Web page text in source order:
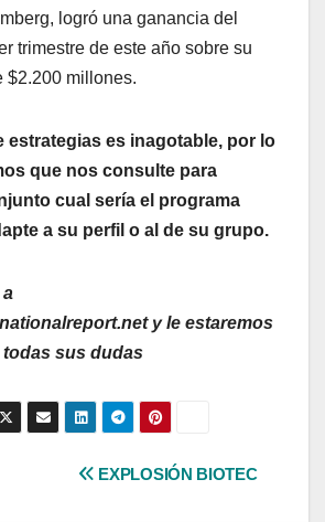
logró una ganancia del
trimestre de este año sobre su
$2.200 millones.
estrategias es inagotable, por lo
que nos consulte para
cual sería el programa
a su perfil o al de su grupo.
y le estaremos
sus dudas
EXPLOSIÓN BIOTEC